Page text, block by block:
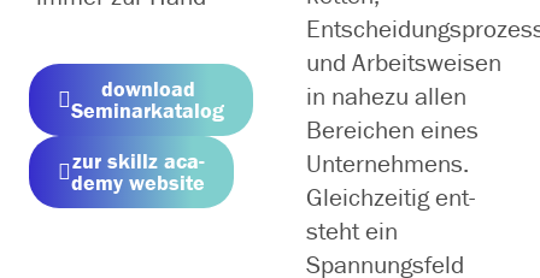
down­load
Seminarkatalog
zur skillz aca­
de­my website
und Arbeitsweisen
in nahe­zu allen
Bereichen eines
Unternehmens.
Gleichzeitig ent­
steht ein
Spannungsfeld